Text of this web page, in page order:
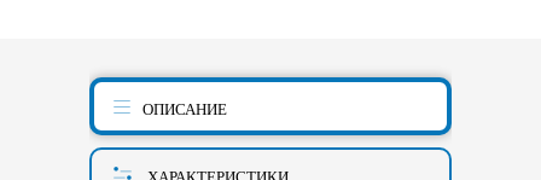
ОПИСАНИЕ
ХАРАКТЕРИСТИКИ